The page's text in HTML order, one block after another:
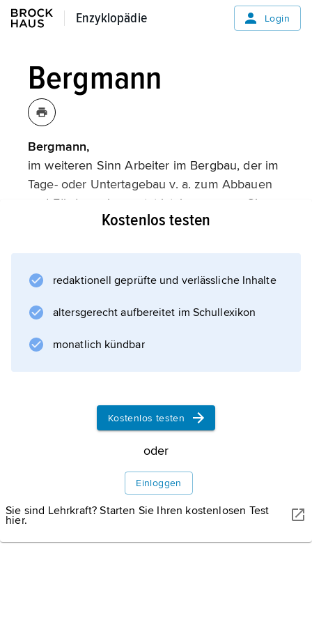
Enzyklopädie
Enzyklopädie Login
Bergmann
Bergmann,
im weiteren Sinn Arbeiter im Bergbau, der im
Tage- oder Untertagebau v. a. zum Abbauen
und Fördern eingesetzt ist; im engeren Sinn
Bezeichnung für Knappe (heute
Bergbau
Bergparade
Informationen zum Artikel
Kostenlos testen
redaktionell geprüfte und verlässliche Inhalte
altersgerecht aufbereitet im Schullexikon
monatlich kündbar
Kostenlos testen
oder
Einloggen
Sie sind Lehrkraft? Starten Sie Ihren kostenlosen Test
hier.